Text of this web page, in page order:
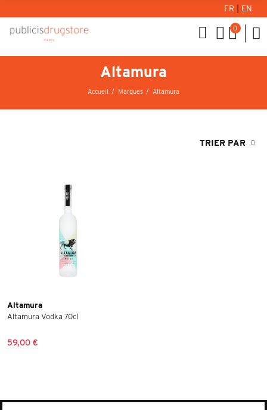
FR EN
0
Altamura
Accueil Marques Altamura
TRIER PAR
Altamura
Altamura Vodka 70cl
59,00 €